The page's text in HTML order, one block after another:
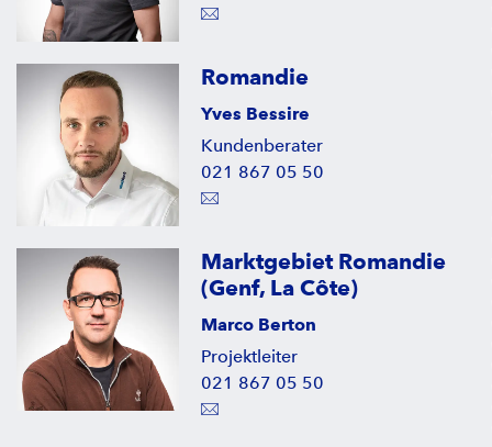
Romandie
Yves Bessire
Kundenberater
021 867 05 50
Marktgebiet Romandie
(Genf, La Côte)
Marco Berton
Projektleiter
021 867 05 50